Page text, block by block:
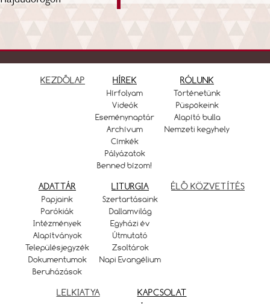
KEZDŐLAP HÍREK
Hírfolyam
Videók
Eseménynaptár
Archívum
Címkék
Pályázatok
Benned bízom!
RÓLUNK
Történetünk
Püspökeink
Alapító bulla
Nemzeti kegyhely
ADATTÁR
Papjaink
Parókiák
Intézmények
Alapítványok
Településjegyzék
Dokumentumok
Beruházások
LITURGIA
Szertartásaink
Dallamvilág
Egyházi év
Útmutató
Zsoltárok
Napi Evangélium
ÉLŐ KÖZVETÍTÉS
LELKIATYA KAPCSOLAT